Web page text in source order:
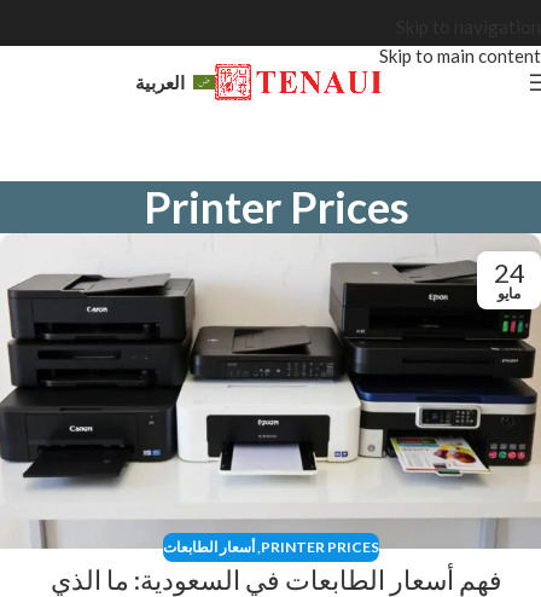
Skip to main content
العربية
Printer Prices
24
مايو
PRINTER PRICES
,أسعار الطابعات
فهم أسعار الطابعات في السعودية: ما الذي